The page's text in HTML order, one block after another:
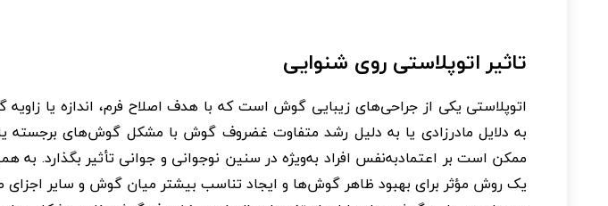
تاثیر اتوپلاستی روی شنوایی
اتوپلاستی یکی از جراحی‌های زیبایی گوش است که با هدف اصلاح فرم، اندازه یا
به دلایل مادرزادی یا به دلیل رشد متفاوت غضروف گوش با مشکل گوش‌های برجسته
ممکن است بر اعتمادبه‌نفس افراد به‌ویژه در سنین نوجوانی و جوانی تأثیر بگذارد. به
یک روش مؤثر برای بهبود ظاهر گوش‌ها و ایجاد تناسب بیشتر میان گوش و سایر